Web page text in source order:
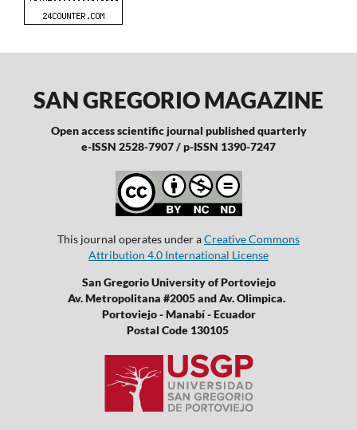
SAN GREGORIO MAGAZINE
Open access scientific journal published quarterly
e-ISSN 2528-7907 / p-ISSN 1390-7247
This journal operates under aCreative Commons
Attribution 4.0 International License
San Gregorio University of Portoviejo
Av. Metropolitana #2005 and Av. Olimpica.
Portoviejo - Manabí - Ecuador
Postal Code 130105